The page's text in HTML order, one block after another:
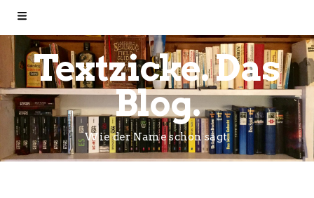
Textzicke. Das
Blog.
Wie der Name schon sagt.